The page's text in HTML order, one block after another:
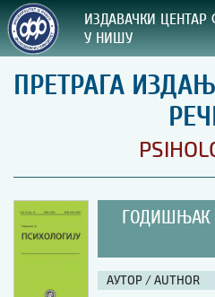
ИЗДАВАЧКИ
У НИШУ
СВА НАША
ВРСТА ИЗДАЊА:
ПРЕТРАГА
ГОДИШЊАК
АУТОР / AUTHOR